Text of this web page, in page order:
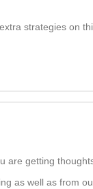
strategies on
are getting
as well as from